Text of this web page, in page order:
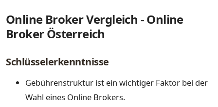
Online Broker Vergleich - Online
Broker Österreich
Schlüsselerkenntnisse
Gebührenstruktur ist ein wichtiger Faktor bei der
Wahl eines Online Brokers.